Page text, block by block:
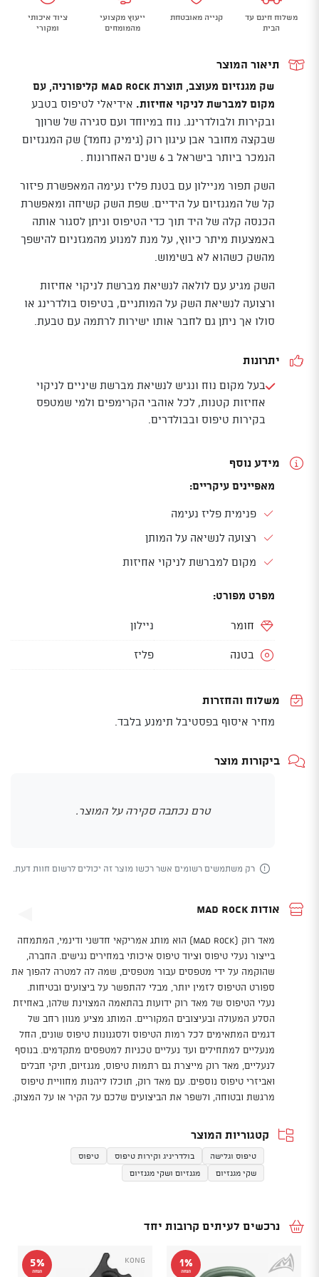
MAD
ROCK
משלוח חינם עד
הבית
קנייה מאובטחת
ייעוץ מקצועי
מהמומחים
ציוד איכותי
ומקורי
תיאור המוצר
שק מגנזיום מעוצב, תוצרת Mad Rock קליפורניה, עם
מקום למברשת לניקוי אחיזות. אידיאלי לטיפוס בטבע
ובקירות ולבולדרינג. נוח במיוחד ועם סגירה של שרוןך
שבקצה מחובר אבן עיגון רוק (גימיק נחמד) שק המגנזיום
הנמכר ביותר בישראל ב 6 שנים האחרונות .
השק תפור מניילון עם בטנת פליז נעימה המאפשרת פיזור
קל של המגנזיום על הידיים. שפת השק קשיחה ומאפשרת
הכנסה קלה של היד תוך כדי הטיפוס וניתן לסגור אותה
באמצעות מיתר כיווץ, על מנת למנוע מהמגזניום להישפך
מהשק כשהוא לא בשימוש.
השק מגיע עם לולאה לנשיאת מברשת לניקוי אחיזות
ורצועה לנשיאת השק על המותניים, בטיפוס בולדרינג או
סולו אך ניתן גם לחבר אותו ישירות לרתמה עם טבעת.
יתרונות
בעל מקום נוח ונגיש לנשיאת מברשת שיניים לניקוי
אחיזות קטנות, לכל אוהבי הקרימפים ולמי שמטפס
בקירות טיפוס ובבולדרים.
מידע נוסף
מאפיינים עיקריים:
פנימית פליז נעימה
רצועה לנשיאה על המותן
מקום למברשת לניקוי אחיזות
מפרט מפורט:
חומר ניילון
בטנה פליז
משלוח והחזרות
מחיר איסוף בפסטיבל תימנע בלבד.
ביקורות מוצר
טרם נכתבה סקירה על המוצר.
רק משתמשים רשומים אשר רכשו מוצר זה יכולים לרשום חוות דעת.
אודות Mad Rock
מאד רוק (Mad Rock) הוא מותג אמריקאי חדשני ודינמי, המתמחה
בייצור נעלי טיפוס וציוד טיפוס איכותי במחירים נגישים. החברה,
שהוקמה על ידי מטפסים עבור מטפסים, שמה לה למטרה להפוך את
ספורט הטיפוס לזמין יותר, מבלי להתפשר על ביצועים ובטיחות.
נעלי הטיפוס של מאד רוק ידועות בהתאמה המצוינת שלהן, באחיזת
הסלע המעולה ובעיצובים המקוריים. המותג מציע מגוון רחב של
דגמים המתאימים לכל רמות הטיפוס ולסגנונות טיפוס שונים, החל
מנעליים למתחילים ועד נעליים טכניות למטפסים מתקדמים. בנוסף
לנעליים, מאד רוק מייצרת גם רתמות טיפוס, מגנזיום, תיקי חבלים
ואביזרי טיפוס נוספים. עם מאד רוק, תוכלו ליהנות מחוויית טיפוס
מרגשת ובטוחה, ולשפר את הביצועים שלכם על הקיר או על המצוק.
קטגוריות המוצר
טיפוס וגלישה בולדריניג וקירות טיפוס
טיפוס
שקי מגנזיום
מגנזיום ושקי מגנזיום
נרכשים לעיתים קרובות יחד
1%
הנחה
5%
הנחה
Kong